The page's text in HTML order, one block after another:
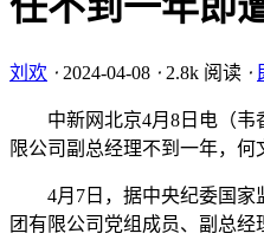
刘欢 ⋅ 2024-04-08 ⋅ 2.8k 阅读 ⋅
中新网北京4月8日电（韦
限公司副总经理不到一年，何
4月7日，据中央纪委国家
团有限公司党组成员、副总